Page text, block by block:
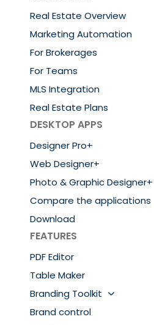
Real Estate Overview
Marketing Automation
For Brokerages
For Teams
MLS Integration
Real Estate Plans
DESKTOP APPS
Designer Pro+
Web Designer+
Photo & Graphic Designer+
Compare the applications
Download
FEATURES
PDF Editor
Table Maker
Branding Toolkit
Brand control